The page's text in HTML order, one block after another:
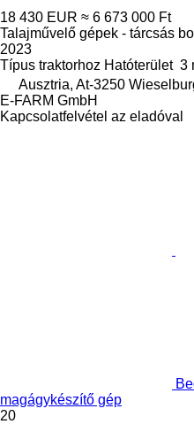
18 430 EUR ≈ 6 673 000 Ft
Talajművelő gépek - tárcsás
2023
Típus traktorhoz Hatóterület 3
Ausztria, At-3250
E-FARM GmbH
Kapcsolatfelvétel az eladóval
magágykészítő gép
20